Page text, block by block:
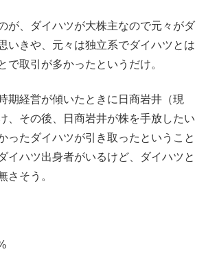
が、ダイハツが大株主なので元々がダ
いきや、元々は独立系でダイハツとは
で取引が多かったというだけ。
期経営が傾いたときに日商岩井（現
、その後、日商岩井が株を手放したい
ったダイハツが引き取ったということ
イハツ出身者がいるけど、ダイハツと
さそう。